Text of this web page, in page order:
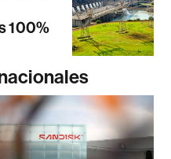
100%